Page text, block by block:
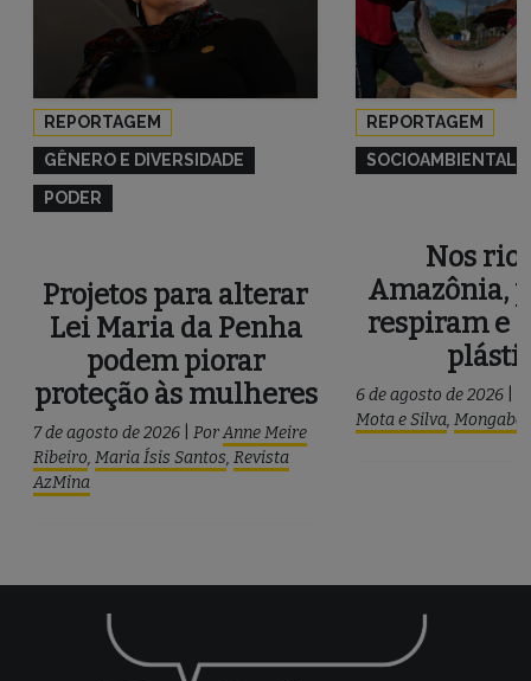
REPORTAGEM
GÊNERO E DIVERSIDADE
PODER
Projetos para alterar
Lei Maria da Penha
podem piorar
proteção às mulheres
7 de agosto de 2026 PorAnne Meire
Ribeiro, Maria Ísis Santos, Revista
AzMina
REPORTAGEM
SOCIOAMBIENTAL
Nos
Amazônia,
respiram e
6 de agosto de 2026
Mota e Silva,